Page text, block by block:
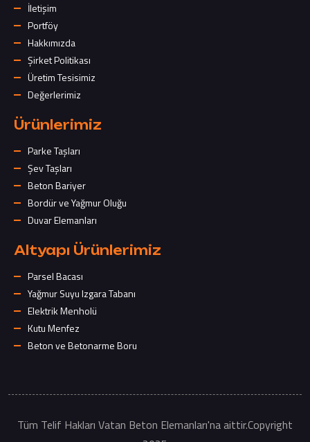
İletişim
Portföy
Hakkımızda
Şirket Politikası
Üretim Tesisimiz
Değerlerimiz
Ürünlerimiz
Parke Taşları
Şev Taşları
Beton Bariyer
Bordür ve Yağmur Oluğu
Duvar Elemanları
Altyapı Ürünlerimiz
Parsel Bacası
Yağmur Suyu Izgara Tabanı
Elektrik Menholü
Kutu Menfez
Beton ve Betonarme Boru
Tüm Telif Hakları Vatan Beton Elemanları'na aittir.Copyright